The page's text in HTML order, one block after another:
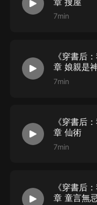
7min
《穿書后
章 娘親是
7min
《穿書后
章 仙術
7min
《穿書后
章 童言無忌